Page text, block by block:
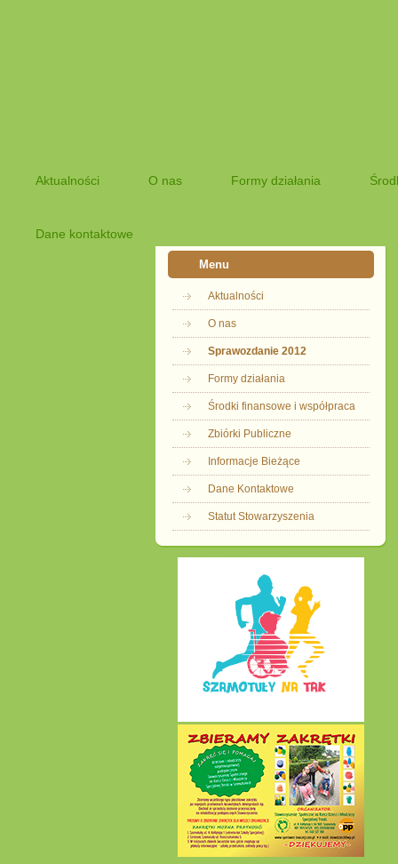
Aktualności O nas Formy działania
Dane kontaktowe
Menu
Aktualności
O nas
Sprawozdanie 2012
Formy działania
Środki finansowe i współpraca
Zbiórki Publiczne
Informacje Bieżące
Dane Kontaktowe
Statut Stowarzyszenia